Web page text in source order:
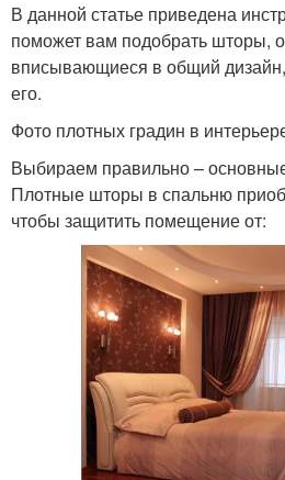
В данной статье приведена
поможет вам подобрать шторы,
вписывающиеся в общий
его.
Фото плотных градин в
Выбираем правильно –
Плотные шторы в спальню
чтобы защитить помещение от: